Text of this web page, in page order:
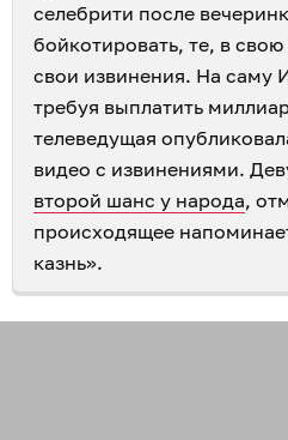
селебрити после
бойкотировать, те, в
свои извинения. На саму
требуя выплатить
телеведущая
видео с извинениями.
второй шанс у народа,
происходящее
казнь».